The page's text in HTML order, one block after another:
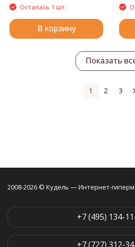
Осталась 1 шт.
В корзину
Показать
1 2 3
2008-2026 © Кудель — Интернет-
+7 (495) 134-
+7 (727) 312-